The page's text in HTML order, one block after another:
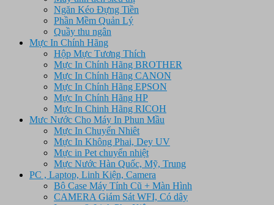
Ngăn Kéo Đựng Tiền
Phần Mềm Quản Lý
Quầy thu ngân
Mực In Chính Hãng
Hộp Mực Tương Thích
Mực In Chính Hãng BROTHER
Mực In Chính Hãng CANON
Mực In Chính Hãng EPSON
Mực In Chính Hãng HP
Mực In Chinh Hãng RICOH
Mưc Nước Cho Máy In Phun Mầu
Mực In Chuyển Nhiêt
Mực In Không Phai, Dey UV
Mực in Pet chuyển nhiệt
Mực Nước Hàn Quốc, Mỹ, Trung
PC , Laptop, Linh Kiện, Camera
Bộ Case Máy Tính Cũ + Màn Hình
CAMERA Giám Sát WFI, Có dây